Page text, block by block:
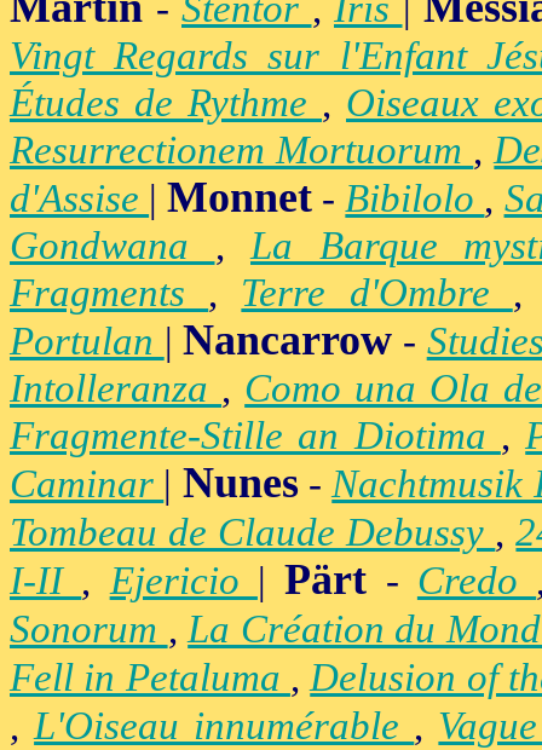
- Stentor , Iris |
Vingt Regards sur l'Enfant
Études de Rythme , Oiseaux
Resurrectionem Mortuorum ,
d'Assise |Monnet -Bibilolo ,
Gondwana ,La Barque
Fragments , Terre d'Ombre
Portulan |Nancarrow -
Intolleranza , Como una Ola
Fragmente-Stille an Diotima ,
Caminar | Nunes-
Tombeau de Claude Debussy ,
I-II ,Ejericio |Pärt - Credo
Sonorum ,La Création du
Fell in Petaluma ,Delusion of
,L'Oiseau innumérable ,